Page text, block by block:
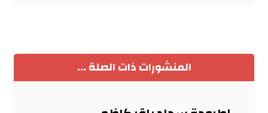
المنشورات ذات الصلة ...